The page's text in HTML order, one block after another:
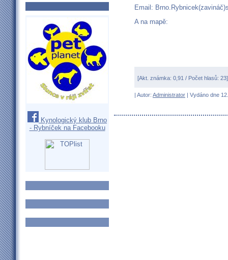
Kynologický klub Brno
- Rybníček na Facebooku
Email:
A na mapě:
[Akt. známka: 0,91 / Počet hlasů:
| Autor: Administrator | Vydáno dne